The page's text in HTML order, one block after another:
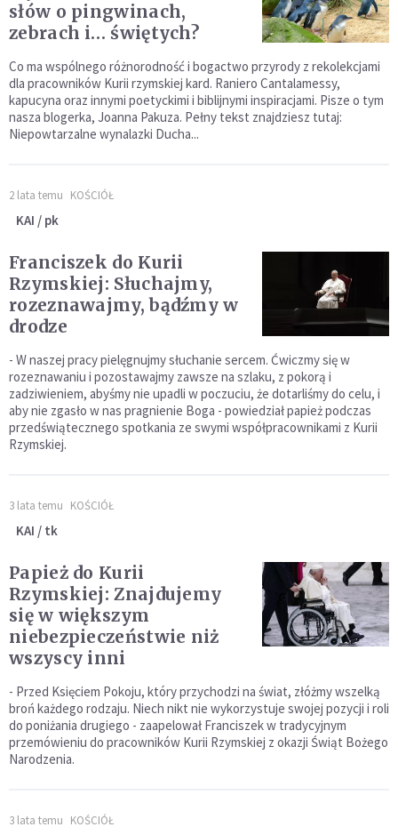
słów o pingwinach,
zebrach i… świętych?
Co ma wspólnego różnorodność i bogactwo przyrody z rekolekcjami
dla pracowników Kurii rzymskiej kard. Raniero Cantalamessy,
kapucyna oraz innymi poetyckimi i biblijnymi inspiracjami. Pisze o tym
nasza blogerka, Joanna Pakuza. Pełny tekst znajdziesz tutaj:
Niepowtarzalne wynalazki Ducha...
2 lata temu KOŚCIÓŁ
KAI / pk
Franciszek do Kurii
Rzymskiej: Słuchajmy,
rozeznawajmy, bądźmy w
drodze
- W naszej pracy pielęgnujmy słuchanie sercem. Ćwiczmy się w
rozeznawaniu i pozostawajmy zawsze na szlaku, z pokorą i
zadziwieniem, abyśmy nie upadli w poczuciu, że dotarliśmy do celu, i
aby nie zgasło w nas pragnienie Boga - powiedział papież podczas
przedświątecznego spotkania ze swymi współpracownikami z Kurii
Rzymskiej.
3 lata temu KOŚCIÓŁ
KAI / tk
Papież do Kurii
Rzymskiej: Znajdujemy
się w większym
niebezpieczeństwie niż
wszyscy inni
- Przed Księciem Pokoju, który przychodzi na świat, złóżmy wszelką
broń każdego rodzaju. Niech nikt nie wykorzystuje swojej pozycji i roli
do poniżania drugiego - zaapelował Franciszek w tradycyjnym
przemówieniu do pracowników Kurii Rzymskiej z okazji Świąt Bożego
Narodzenia.
3 lata temu KOŚCIÓŁ